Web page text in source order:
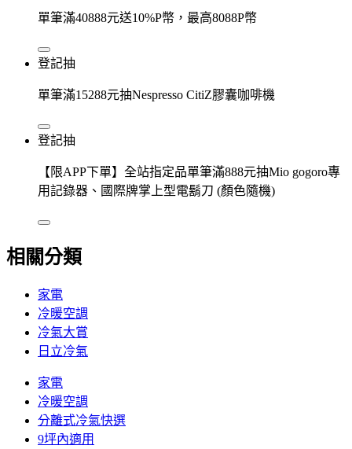
單筆滿40888元送10%P幣，最高8088P幣
登記抽
單筆滿15288元抽Nespresso CitiZ膠囊咖啡機
登記抽
【限APP下單】全站指定品單筆滿888元抽Mio gogoro專
用記錄器、國際牌掌上型電鬍刀 (顏色隨機)
相關分類
家電
冷暖空調
冷氣大賞
日立冷氣
家電
冷暖空調
分離式冷氣快選
9坪內適用